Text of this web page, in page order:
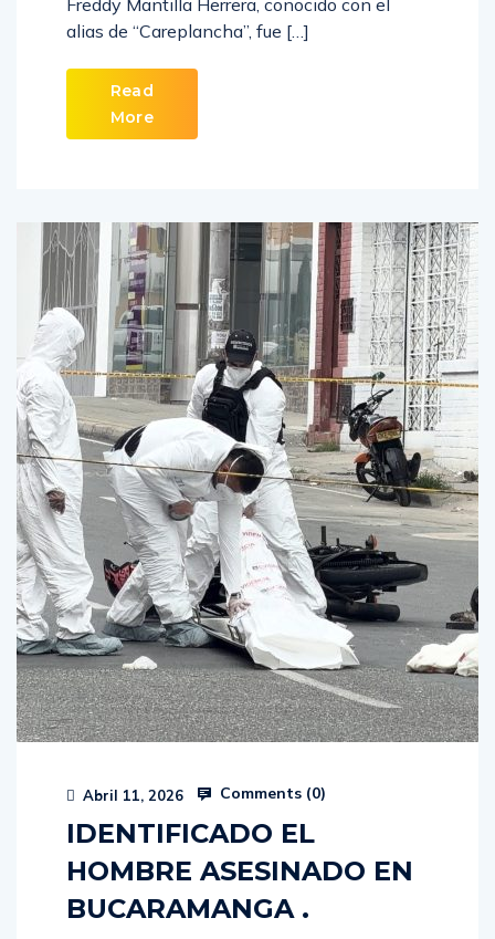
alias de “Careplancha”, fue […]
Read
More
Abril 11, 2026 Comments (0)
IDENTIFICADO EL
HOMBRE ASESINADO EN
BUCARAMANGA .